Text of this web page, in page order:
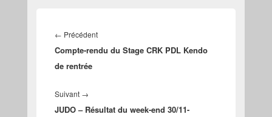
de
l’article
← PrécédentArticle
précédent :
Compte-rendu du Stage CRK PDL Kendo
de rentrée
Suivant →Article
suivant :
JUDO – Résultat du week-end 30/11-